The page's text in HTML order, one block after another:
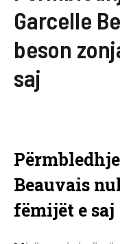
Garcelle
beson
saj
Beauvais
fëmijët e saj